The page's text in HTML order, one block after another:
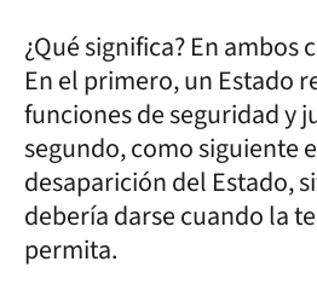
¿Qué significa? En ambos
En el primero, un Estado
funciones de seguridad y
segundo, como siguiente
desaparición del Estado,
debería darse cuando la
permita.